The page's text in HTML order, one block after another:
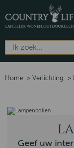
Home > Verlichting >
Geef uw